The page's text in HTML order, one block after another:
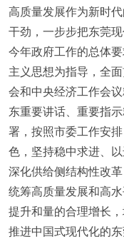
高质量发展作为新时
干劲，一步步把东莞
今年政府工作的总体
主义思想为指导，全
会和中央经济工作会
东重要讲话、重要指
署，按照市委工作安
色，坚持稳中求进、
深化供给侧结构性改
统筹高质量发展和高
提升和量的合理增长
推进中国式现代化的